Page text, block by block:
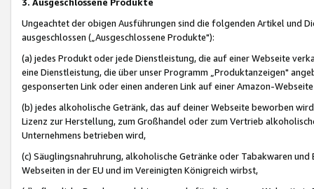
Ungeachtet der obigen Ausführungen sind die folgenden Artikel und
ausgeschlossen („Ausgeschlossene Produkte"):
(a) jedes Produkt oder jede Dienstleistung, die auf einer Webseite
eine Dienstleistung, die über unser Programm „Produktanzeigen"
gesponserten Link oder einen anderen Link auf einer Amazon-
(b) jedes alkoholische Getränk, das auf deiner Webseite beworben
Lizenz zur Herstellung, zum Großhandel oder zum Vertrieb
Unternehmens betrieben wird,
(c) Säuglingsnahruhrung, alkoholische Getränke oder Tabakwaren
Webseiten in der EU und im Vereinigten Königreich wirbst,